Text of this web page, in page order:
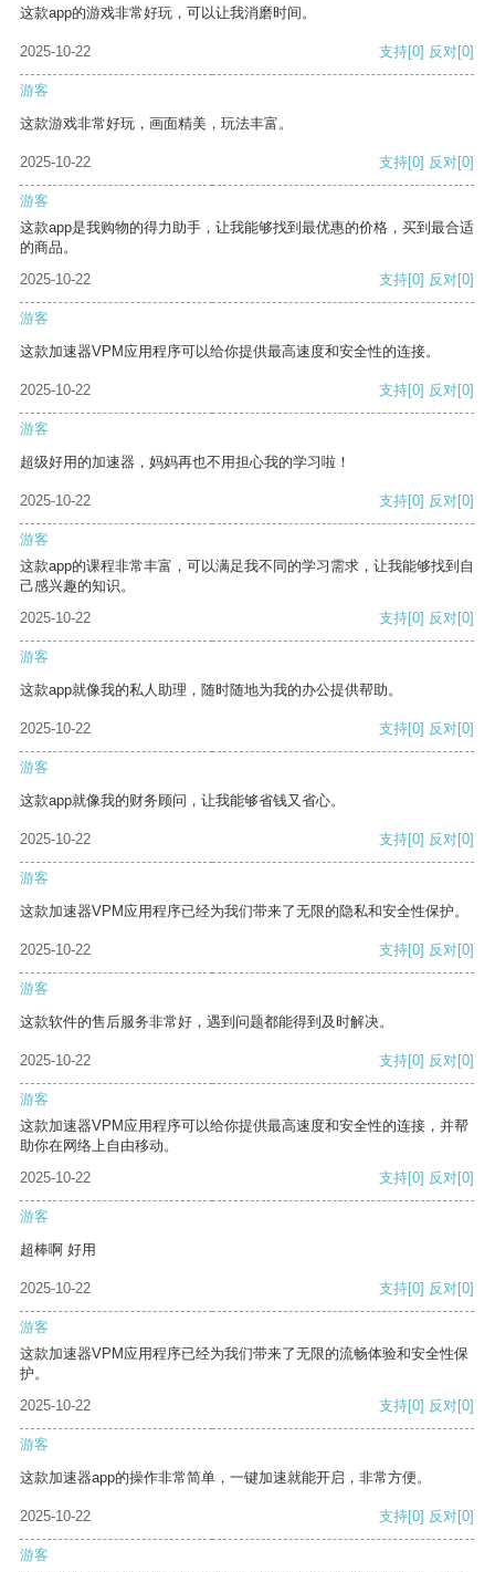
这款app的游戏非常好玩，可以让我消磨时间。
2025-10-22 支持[0] 反对[0]
游客
这款游戏非常好玩，画面精美，玩法丰富。
2025-10-22 支持[0] 反对[0]
游客
这款app是我购物的得力助手，让我能够找到最优惠的价格，买到最合适
的商品。
2025-10-22
支持[0] 反对[0]
游客
这款加速器VPM应用程序可以给你提供最高速度和安全性的连接。
2025-10-22 支持[0] 反对[0]
游客
超级好用的加速器，妈妈再也不用担心我的学习啦！
2025-10-22 支持[0] 反对[0]
游客
这款app的课程非常丰富，可以满足我不同的学习需求，让我能够找到自
己感兴趣的知识。
2025-10-22
支持[0] 反对[0]
游客
这款app就像我的私人助理，随时随地为我的办公提供帮助。
2025-10-22 支持[0] 反对[0]
游客
这款app就像我的财务顾问，让我能够省钱又省心。
2025-10-22 支持[0] 反对[0]
游客
这款加速器VPM应用程序已经为我们带来了无限的隐私和安全性保护。
2025-10-22 支持[0] 反对[0]
游客
这款软件的售后服务非常好，遇到问题都能得到及时解决。
2025-10-22 支持[0] 反对[0]
游客
这款加速器VPM应用程序可以给你提供最高速度和安全性的连接，并帮
助你在网络上自由移动。
2025-10-22
支持[0] 反对[0]
游客
超棒啊 好用
2025-10-22 支持[0] 反对[0]
游客
这款加速器VPM应用程序已经为我们带来了无限的流畅体验和安全性保
护。
2025-10-22
支持[0] 反对[0]
游客
这款加速器app的操作非常简单，一键加速就能开启，非常方便。
2025-10-22 支持[0] 反对[0]
游客